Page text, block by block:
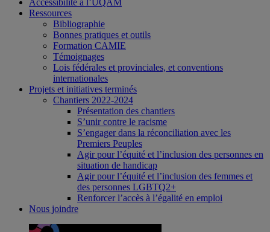
Accessibilité à l’UQAM
Ressources
Bibliographie
Bonnes pratiques et outils
Formation CAMIE
Témoignages
Lois fédérales et provinciales, et conventions
internationales
Projets et initiatives terminés
Chantiers 2022-2024
Présentation des chantiers
S’unir contre le racisme
S’engager dans la réconciliation avec les
Premiers Peuples
Agir pour l’équité et l’inclusion des personnes en
situation de handicap
Agir pour l’équité et l’inclusion des femmes et
des personnes LGBTQ2+
Renforcer l’accès à l’égalité en emploi
Nous joindre